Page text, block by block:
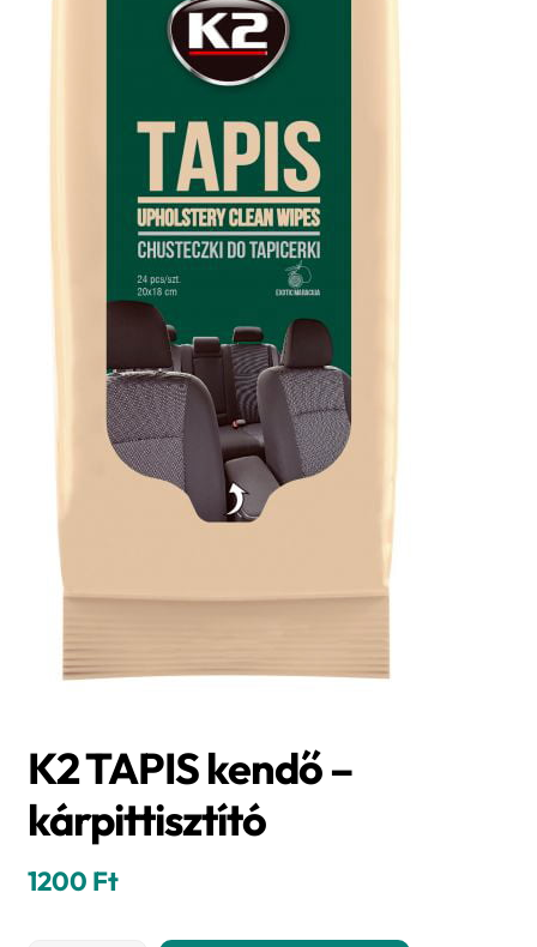
K2 TAPIS kendő –
kárpittisztító
1200 Ft